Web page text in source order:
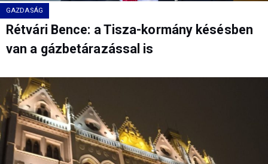
GAZDASÁG
Rétvári Bence: a Tisza-kormány késésben
van a gázbetárazással is